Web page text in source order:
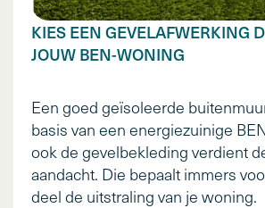
KIES EEN GEVELAFWERKING
JOUW BEN-WONING
Een goed geïsoleerde
basis van een energiezuinige
ook de gevelbekleding verdient
aandacht. Die bepaalt immers
deel de uitstraling van je woning.